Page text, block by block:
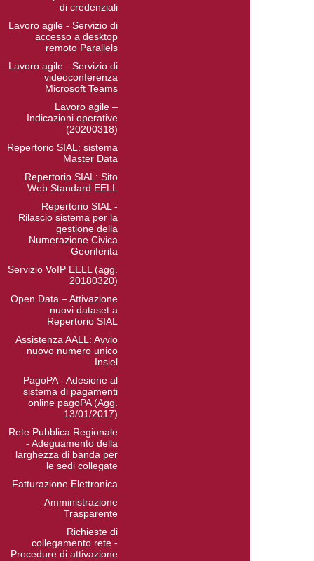
di credenziali
Lavoro agile - Servizio di
accesso a desktop
remoto Parallels
Lavoro agile - Servizio di
videoconferenza
Microsoft Teams
Lavoro agile –
Indicazioni operative
(20200318)
Repertorio SIAL: sistema
Master Data
Repertorio SIAL: Sito
Web Standard EELL
Repertorio SIAL -
Rilascio sistema per la
gestione della
Numerazione Civica
Georiferita
Servizio VoIP EELL (agg.
20180320)
Open Data – Attivazione
nuovi dataset a
Repertorio SIAL
Assistenza AALL: Avvio
nuovo numero unico
Insiel
PagoPA - Adesione al
sistema di pagamenti
online pagoPA (Agg.
13/01/2017)
Rete Pubblica Regionale
- Adeguamento della
larghezza di banda per
le sedi collegate
Fatturazione Elettronica
Amministrazione
Trasparente
Richieste di
collegamento rete -
Procedure di attivazione